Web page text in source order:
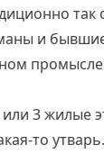
и
3 жилые
то